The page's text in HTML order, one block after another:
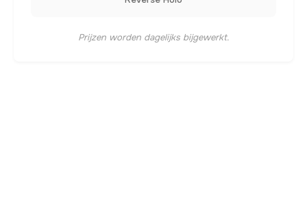
Prijzen worden dagelijks bijgewerkt.